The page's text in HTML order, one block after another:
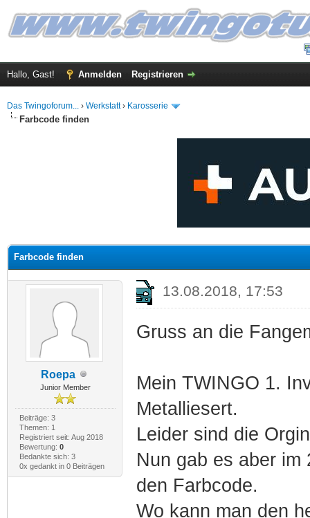
Hallo, Gast! Anmelden Registrieren
Das Twingoforum... › Werkstatt› Karosserie
Farbcode finden
Farbcode finden
Roepa
Junior Member
Beiträge: 3
Themen: 1
Registriert seit: Aug 2018
Bewertung: 0
Bedankte sich: 3
0x gedankt in 0 Beiträgen
13.08.2018, 17:53
Gruss an die
Mein TWINGO 1.
Metalliesert.
Leider sind die
Nun gab es aber im
den Farbcode.
Wo kann man den